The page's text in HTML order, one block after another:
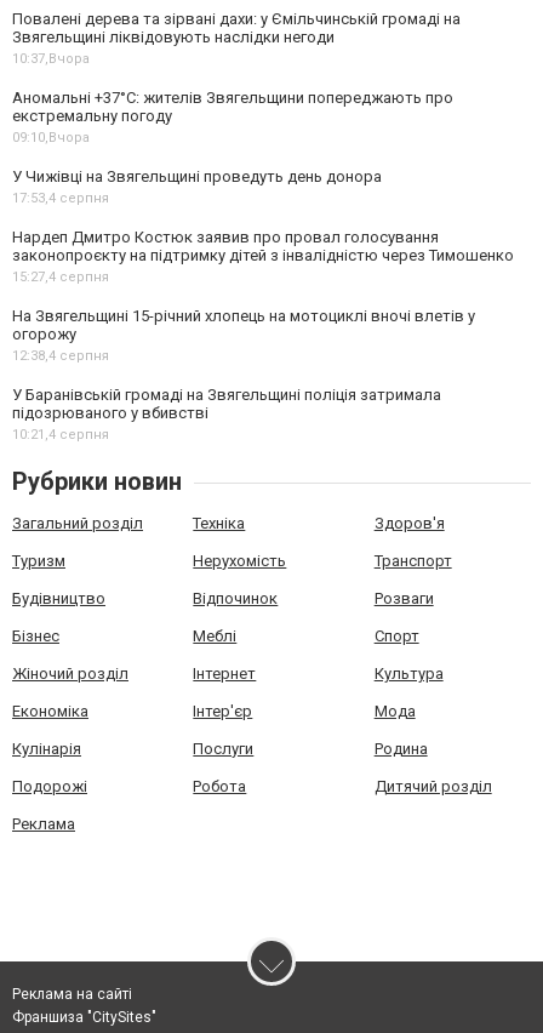
Повалені дерева та зірвані дахи: у Ємільчинській громаді на
Звягельщині ліквідовують наслідки негоди
10:37,Вчора
Аномальні +37°C: жителів Звягельщини попереджають про
екстремальну погоду
09:10,Вчора
У Чижівці на Звягельщині проведуть день донора
17:53,4 серпня
Нардеп Дмитро Костюк заявив про провал голосування
законопроєкту на підтримку дітей з інвалідністю через Тимошенко
15:27,4 серпня
На Звягельщині 15-річний хлопець на мотоциклі вночі влетів у
огорожу
12:38,4 серпня
У Баранівській громаді на Звягельщині поліція затримала
підозрюваного у вбивстві
10:21,4 серпня
Рубрики новин
Загальний розділ Техніка Здоров'я
Туризм Нерухомість Транспорт
Будівництво Відпочинок Розваги
Бізнес Меблі Спорт
Жіночий розділ Інтернет Культура
Економіка Інтер'єр Мода
Кулінарія Послуги Родина
Подорожі Робота Дитячий розділ
Реклама
Реклама на сайті
Франшиза "CitySites"